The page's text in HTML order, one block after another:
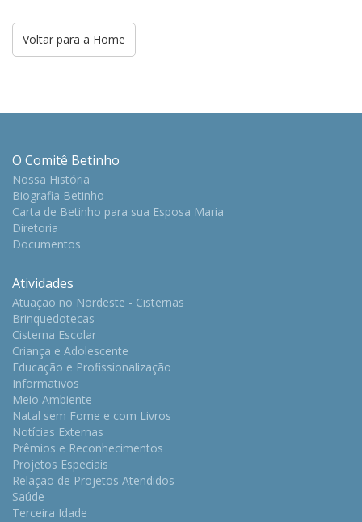
Voltar para a Home
O Comitê Betinho
Nossa História
Biografia Betinho
Carta de Betinho para sua Esposa Maria
Diretoria
Documentos
Atividades
Atuação no Nordeste - Cisternas
Brinquedotecas
Cisterna Escolar
Criança e Adolescente
Educação e Profissionalização
Informativos
Meio Ambiente
Natal sem Fome e com Livros
Notícias Externas
Prêmios e Reconhecimentos
Projetos Especiais
Relação de Projetos Atendidos
Saúde
Terceira Idade